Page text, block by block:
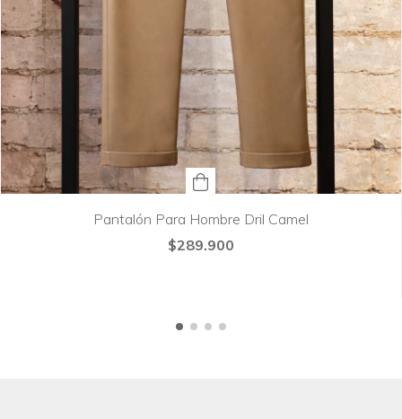
Pantalón Para Hombre Dril Camel
$289.900